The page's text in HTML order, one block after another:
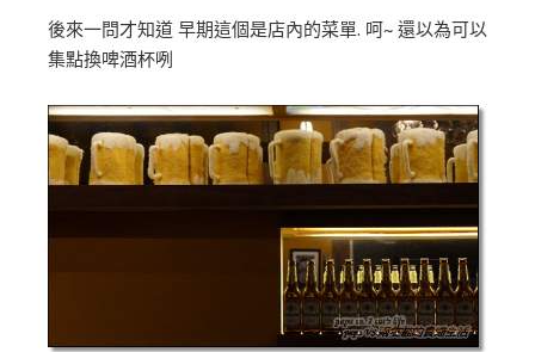
後來一問才知道 早期這個是店內的菜單. 呵~ 還以為可以
集點換啤酒杯咧